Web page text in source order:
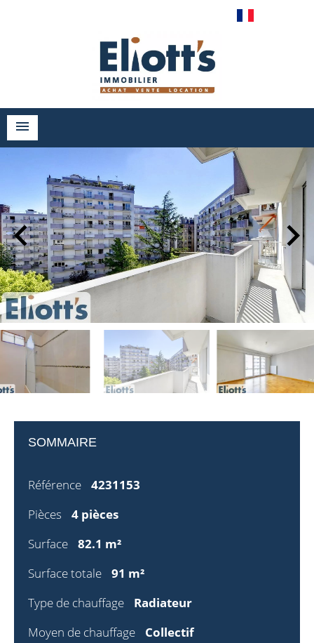
SOMMAIRE
Référence
4231153
Pièces
4 pièces
Surface
82.1 m²
Surface totale
91 m²
Type de chauffage
Radiateur
Moyen de chauffage
Collectif